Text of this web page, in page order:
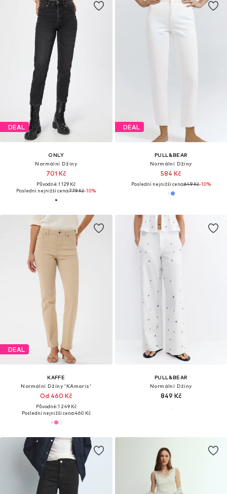
DEAL
ONLY
Normální Džíny
701 Kč
Původně: 1 129 Kč
Poslední nejnižší cena:779 Kč-10%
DEAL
PULL&BEAR
Normální Džíny
584 Kč
Poslední nejnižší cena:649 Kč-10%
DEAL
KAFFE
Normální Džíny 'KAmaris'
Od 460 Kč
Původně: 1 249 Kč
Poslední nejnižší cena:460 Kč
PULL&BEAR
Normální Džíny
849 Kč